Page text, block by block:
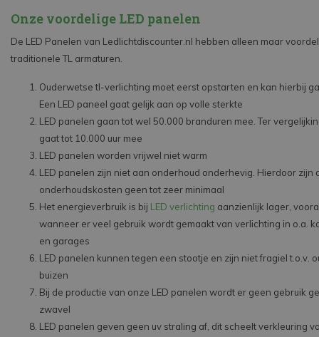
Onze voordelige LED panelen
De LED Panelen van Ledlichtdiscounter.nl hebben alleen maar
traditionele TL armaturen.
Ouderwetse tl-verlichting moet eerst opstarten en kan hierbij
Een LED paneel gaat gelijk aan op volle sterkte
LED panelen gaan tot wel 50.000 branduren mee. Ter
gaat tot 10.000 uur mee
LED panelen worden vrijwel niet warm
LED panelen zijn niet aan onderhoud onderhevig. Hierdoor zijn
onderhoudskosten geen tot zeer minimaal
Het energieverbruik is bij LED verlichting aanzienlijk lager,
wanneer er veel gebruik wordt gemaakt van verlichting in o.a.
en garages
LED panelen kunnen tegen een stootje en zijn niet fragiel t.o.v.
buizen
Bij de productie van onze LED panelen wordt er geen gebruik
zwavel
LED panelen geven geen uv straling af, dit scheelt verkleuring